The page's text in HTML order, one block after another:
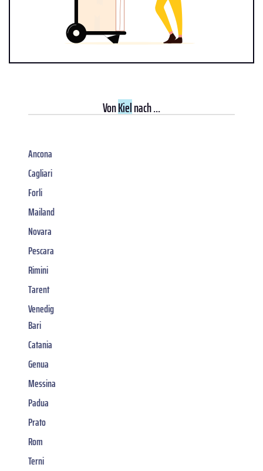
VonKielnach ...
Ancona
Cagliari
Forli
Mailand
Novara
Pescara
Rimini
Tarent
Venedig
Bari
Catania
Genua
Messina
Padua
Prato
Rom
Terni